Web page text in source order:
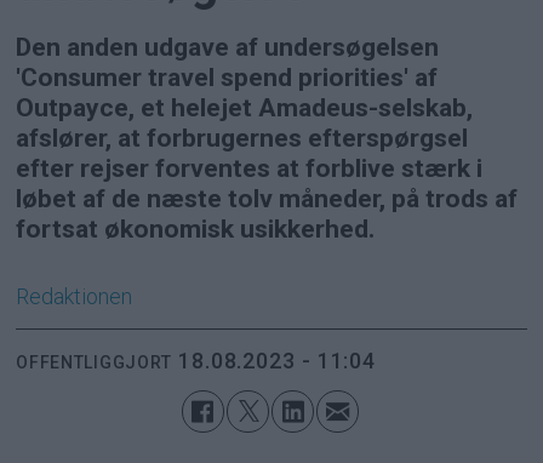
Den anden udgave af undersøgelsen
'Consumer travel spend priorities' af
Outpayce, et helejet Amadeus-selskab,
afslører, at forbrugernes efterspørgsel
efter rejser forventes at forblive stærk i
løbet af de næste tolv måneder, på trods af
fortsat økonomisk usikkerhed.
Redaktionen
OFFENTLIGGJORT 18.08.2023 - 11:04